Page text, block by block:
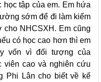
tập của em. Em hứa
sớm để đi làm kiếm
cho NHCSXH. Em cũng
có học cao hơn thì em
vốn vì đối tượng của
viên cao và nghiên cứu
Phi Lân cho biết về kế